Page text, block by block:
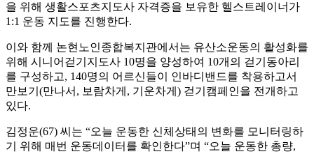
을 위해 생활스포츠지도사 자격증을 보유한 헬스트레이너가
1:1 운동 지도를 진행한다.
이와 함께 논현노인종합복지관에서는 유산소운동의 활성화를
위해 시니어걷기지도사 10명을 양성하여 10개의 걷기동아리
를 구성하고, 140명의 어르신들이 인바디밴드를 착용하고서
만보기(만나서, 보람차게, 기운차게) 걷기캠페인을 전개하고
있다.
김정운(67) 씨는 “오늘 운동한 신체상태의 변화를 모니터링하
기 위해 매번 운동데이터를 확인한다”며 “오늘 운동한 총량,